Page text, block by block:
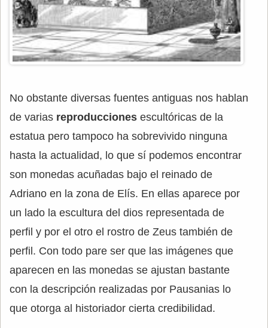
No obstante diversas fuentes antiguas nos hablan
de varias reproducciones escultóricas de la
estatua pero tampoco ha sobrevivido ninguna
hasta la actualidad, lo que sí podemos encontrar
son monedas acuñadas bajo el reinado de
Adriano en la zona de Elís. En ellas aparece por
un lado la escultura del dios representada de
perfil y por el otro el rostro de Zeus también de
perfil. Con todo pare ser que las imágenes que
aparecen en las monedas se ajustan bastante
con la descripción realizadas por Pausanias lo
que otorga al historiador cierta credibilidad.